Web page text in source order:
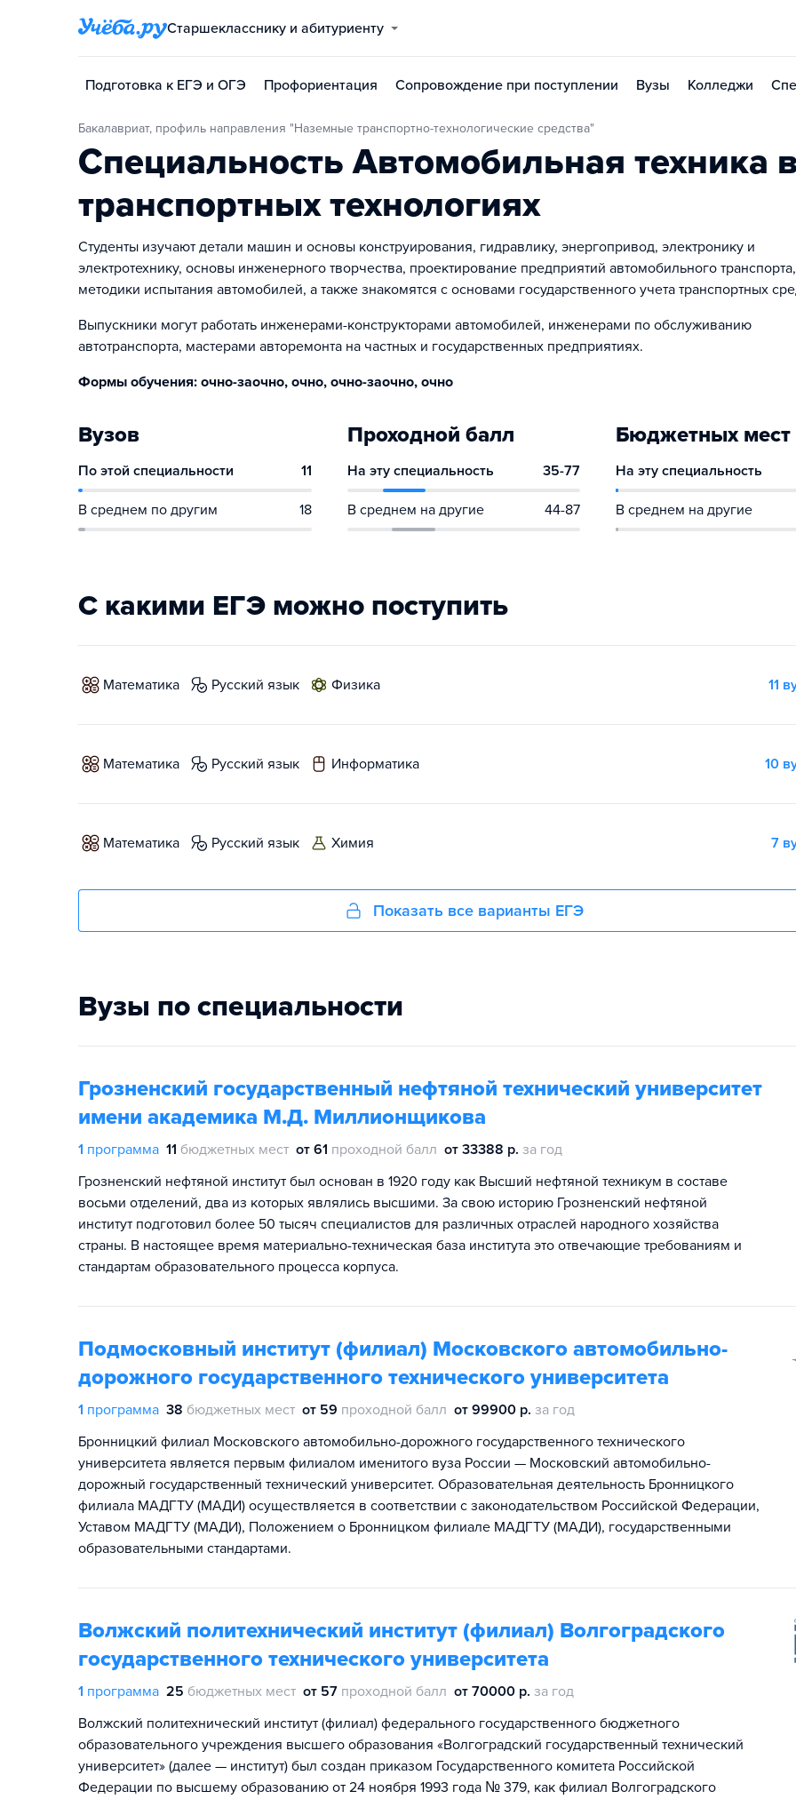
Старшекласснику и абитуриенту
Подготовка к ЕГЭ и ОГЭ Профориентация Сопровождение при поступлении Вузы Колледжи
Бакалавриат, профиль направления "Наземные транспортно-технологические средства"
Специальность Автомобильная техника
транспортных технологиях
Студенты изучают детали машин и основы конструирования, гидравлику, энергопривод, электронику и
электротехнику, основы инженерного творчества, проектирование предприятий автомобильного
методики испытания автомобилей, а также знакомятся с основами государственного учета транспортных
Выпускники могут работать инженерами-конструкторами автомобилей, инженерами по обслуживанию
автотранспорта, мастерами авторемонта на частных и государственных предприятиях.
Формы обучения: очно-заочно, очно, очно-заочно, очно
Вузов
По этой специальности 11
В среднем по другим 18
Проходной балл
На эту специальность 35-77
В среднем на другие 44-87
Бюджетных мест
На эту специальность
В среднем на другие
С какими ЕГЭ можно поступить
математика русский язык физика 11
математика русский язык информатика 10
математика русский язык химия 7
Показать все варианты ЕГЭ
Вузы по специальности
Грозненский государственный нефтяной технический университет
имени академика М.Д. Миллионщикова
1 программа 11 бюджетных мест от 61 проходной балл от 33388 р. за год
Грозненский нефтяной институт был основан в 1920 году как Высший нефтяной техникум в составе
восьми отделений, два из которых являлись высшими. За свою историю Грозненский нефтяной
институт подготовил более 50 тысяч специалистов для различных отраслей народного хозяйства
страны. В настоящее время материально-техническая база института это отвечающие требованиям и
стандартам образовательного процесса корпуса.
Подмосковный институт (филиал) Московского автомобильно-
дорожного государственного технического университета
1 программа 38 бюджетных мест от 59 проходной балл от 99900 р. за год
Бронницкий филиал Московского автомобильно-дорожного государственного технического
университета является первым филиалом именитого вуза России — Московский автомобильно-
дорожный государственный технический университет. Образовательная деятельность Бронницкого
филиала МАДГТУ (МАДИ) осуществляется в соответствии с законодательством Российской Федерации,
Уставом МАДГТУ (МАДИ), Положением о Бронницком филиале МАДГТУ (МАДИ), государственными
образовательными стандартами.
Волжский политехнический институт (филиал) Волгоградского
государственного технического университета
1 программа 25 бюджетных мест от 57 проходной балл от 70000 р. за год
Волжский политехнический институт (филиал) федерального государственного бюджетного
образовательного учреждения высшего образования «Волгоградский государственный технический
университет» (далее — институт) был создан приказом Государственного комитета Российской
Федерации по высшему образованию от 24 ноября 1993 года № 379, как филиал Волгоградского